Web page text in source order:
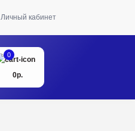
Личный кабинет
0
0р.